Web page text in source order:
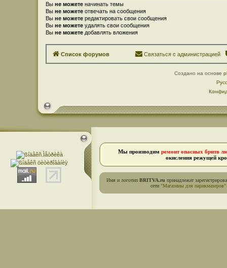
Вы не можете начинать темы
Вы не можете отвечать на сообщения
Вы не можете редактировать свои сообщения
Вы не можете удалять свои сообщения
Вы не можете добавлять вложения
Список форумов Связаться с администрацией
Создано на основе
Мы производим ремонт опасных бритв
окисления режущей
Имя и логотип BRITVA.ru принадлежат
сети "Магазины для парикмахеров"